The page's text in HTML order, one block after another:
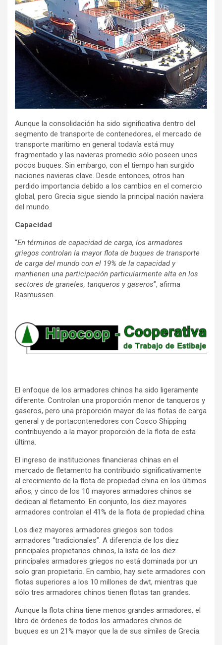
Aunque la consolidación ha sido significativa dentro del
segmento de transporte de contenedores, el mercado de
transporte marítimo en general todavía está muy
fragmentado y las navieras promedio sólo poseen unos
pocos buques. Sin embargo, con el tiempo han surgido
naciones navieras clave. Desde entonces, otros han
perdido importancia debido a los cambios en el comercio
global, pero Grecia sigue siendo la principal nación naviera
del mundo.
Capacidad
“En términos de capacidad de carga, los armadores
griegos controlan la mayor flota de buques de transporte
de carga del mundo con el 19% de la capacidad y
mantienen una participación particularmente alta en los
sectores de graneles, tanqueros y gaseros”, afirma
Rasmussen.
El enfoque de los armadores chinos ha sido ligeramente
diferente. Controlan una proporción menor de tanqueros y
gaseros, pero una proporción mayor de las flotas de carga
general y de portacontenedores con Cosco Shipping
contribuyendo a la mayor proporción de la flota de esta
última.
El ingreso de instituciones financieras chinas en el
mercado de fletamento ha contribuido significativamente
al crecimiento de la flota de propiedad china en los últimos
años, y cinco de los 10 mayores armadores chinos se
dedican al fletamento. En conjunto, los diez mayores
armadores controlan el 41% de la flota de propiedad china.
Los diez mayores armadores griegos son todos
armadores “tradicionales”. A diferencia de los diez
principales propietarios chinos, la lista de los diez
principales armadores griegos no está dominada por un
solo gran propietario. En cambio, hay siete armadores con
flotas superiores a los 10 millones de dwt, mientras que
sólo tres armadores chinos tienen flotas tan grandes.
Aunque la flota china tiene menos grandes armadores, el
libro de órdenes de todos los armadores chinos de
buques es un 21% mayor que la de sus símiles de Grecia.